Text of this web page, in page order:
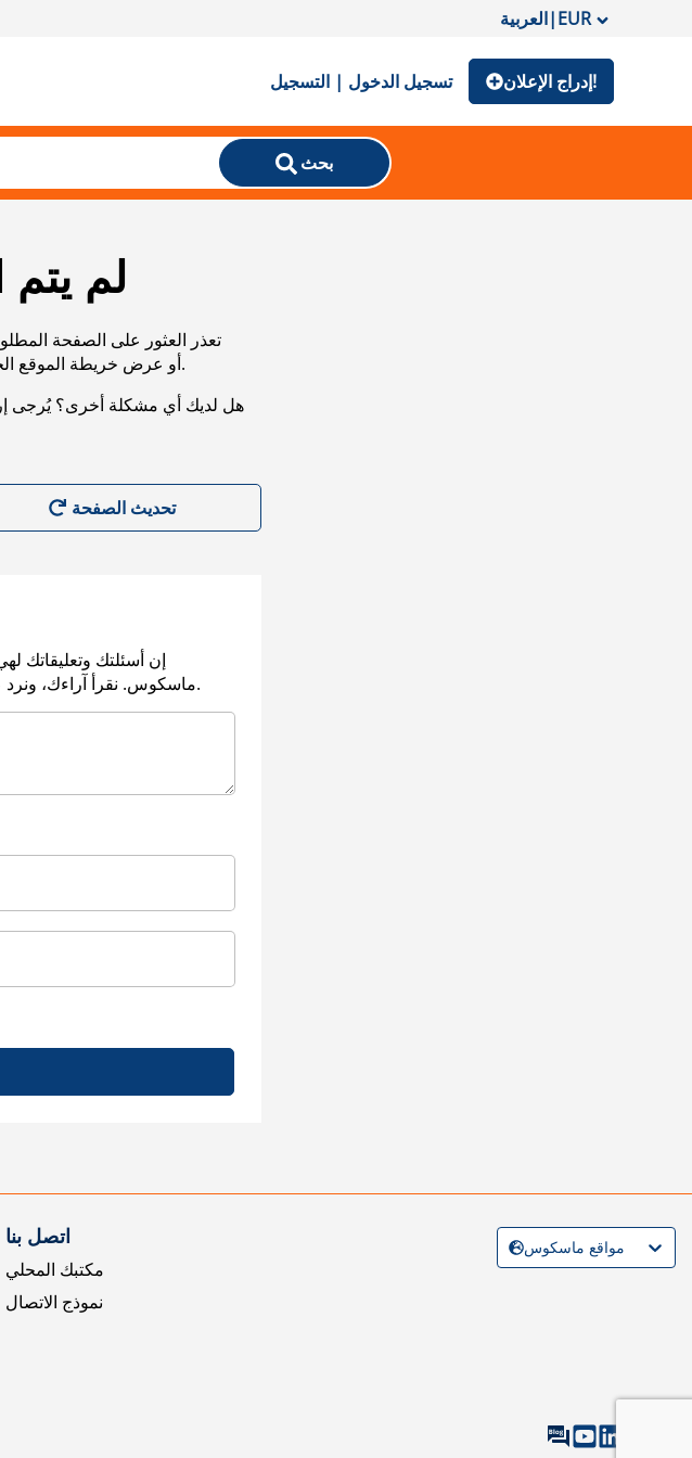
العربية|EUR
تسجيل الدخول | التسجيل إدراج الإعلان!
بحث
لم
تعذر العثور على الصفحة
URL، أو عرض خريطة الموقع الخاصة بنا لمساعدتك في العثور على ما تريد.
هل لديك أي مشكلة أخرى؟ يُرجى
إن أسئلتك وتعليقاتك
ماسكوس. نقرأ آراءك، ونرد عليها، بناء على طلبكم في أسرع وقت ممكن.
اتصل بنا
مكتبك المحلي
نموذج الاتصال
مواقع ماسكوس